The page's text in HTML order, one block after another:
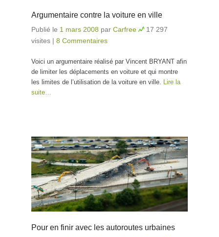
Argumentaire contre la voiture en ville
Publié le 1 mars 2008 par Carfree
17 297
visites | 8 Commentaires
Voici un argumentaire réalisé par Vincent BRYANT afin
de limiter les déplacements en voiture et qui montre
les limites de l’utilisation de la voiture en ville. Lire la
suite…
Pour en finir avec les autoroutes urbaines